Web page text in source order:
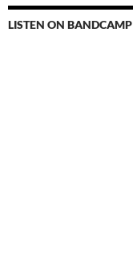
LISTEN ON BANDCAMP